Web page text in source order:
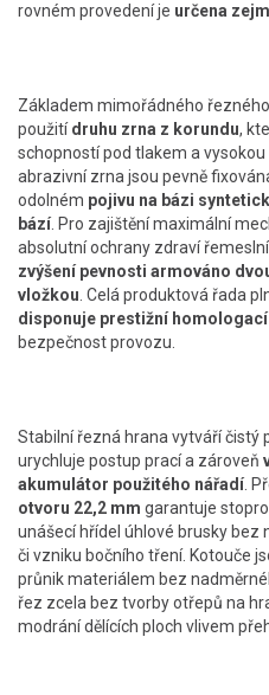
rovném provedení je určena
Základem mimořádného
použitídruhu zrna z korundu,
schopností pod tlakem a
abrazivní zrna jsou pevně
odolném pojivu na bázi
bází . Pro zajištění maximální
absolutní ochrany zdraví
zvýšení pevnosti armováno
vložkou . Celá produktová řada
disponuje prestižní homologací
bezpečnost provozu.
Stabilní řezná hrana vytváří čistý
urychluje postup prací a zároveň
akumulátor použitého nářadí .
otvoru 22,2 mm garantuje
unášecí hřídel úhlové brusky bez
či vzniku bočního tření. Kotouče
průnik materiálem bez
řez zcela bez tvorby otřepů na
modrání dělících ploch vlivem